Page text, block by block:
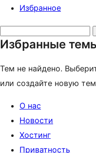
Избранное
тем:
Избранные
Тем не найдено.
или создайте новую
О нас
Новости
Хостинг
Приватность